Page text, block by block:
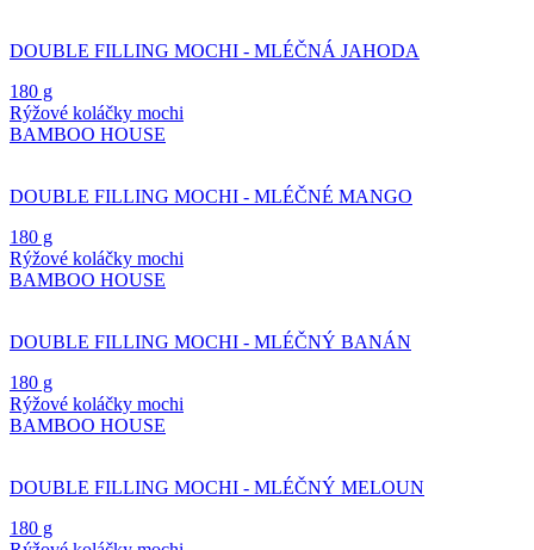
DOUBLE FILLING MOCHI - MLÉČNÁ JAHODA
180 g
Rýžové koláčky mochi
BAMBOO HOUSE
DOUBLE FILLING MOCHI - MLÉČNÉ MANGO
180 g
Rýžové koláčky mochi
BAMBOO HOUSE
DOUBLE FILLING MOCHI - MLÉČNÝ BANÁN
180 g
Rýžové koláčky mochi
BAMBOO HOUSE
DOUBLE FILLING MOCHI - MLÉČNÝ MELOUN
180 g